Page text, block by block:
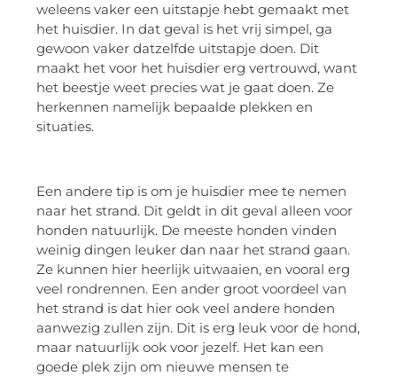
weleens vaker een uitstapje hebt gemaakt met
het huisdier. In dat geval is het vrij simpel, ga
gewoon vaker datzelfde uitstapje doen. Dit
maakt het voor het huisdier erg vertrouwd, want
het beestje weet precies wat je gaat doen. Ze
herkennen namelijk bepaalde plekken en
situaties.
Een andere tip is om je huisdier mee te nemen
naar het strand. Dit geldt in dit geval alleen voor
honden natuurlijk. De meeste honden vinden
weinig dingen leuker dan naar het strand gaan.
Ze kunnen hier heerlijk uitwaaien, en vooral erg
veel rondrennen. Een ander groot voordeel van
het strand is dat hier ook veel andere honden
aanwezig zullen zijn. Dit is erg leuk voor de hond,
maar natuurlijk ook voor jezelf. Het kan een
goede plek zijn om nieuwe mensen te